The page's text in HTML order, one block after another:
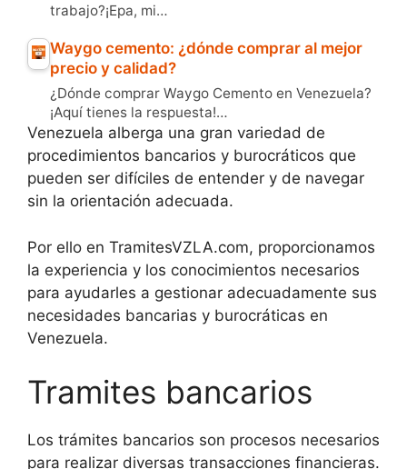
trabajo?¡Epa, mi…
Waygo cemento: ¿dónde comprar al mejor
precio y calidad?
¿Dónde comprar Waygo Cemento en Venezuela?
¡Aquí tienes la respuesta!…
Venezuela alberga una gran variedad de
procedimientos bancarios y burocráticos que
pueden ser difíciles de entender y de navegar
sin la orientación adecuada.
Por ello en TramitesVZLA.com, proporcionamos
la experiencia y los conocimientos necesarios
para ayudarles a gestionar adecuadamente sus
necesidades bancarias y burocráticas en
Venezuela.
Tramites bancarios
Los trámites bancarios son procesos necesarios
para realizar diversas transacciones financieras.